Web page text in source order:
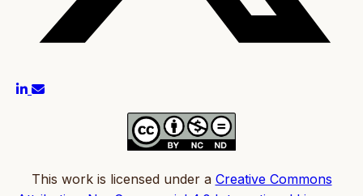
This work is licensed under a Creative Commons